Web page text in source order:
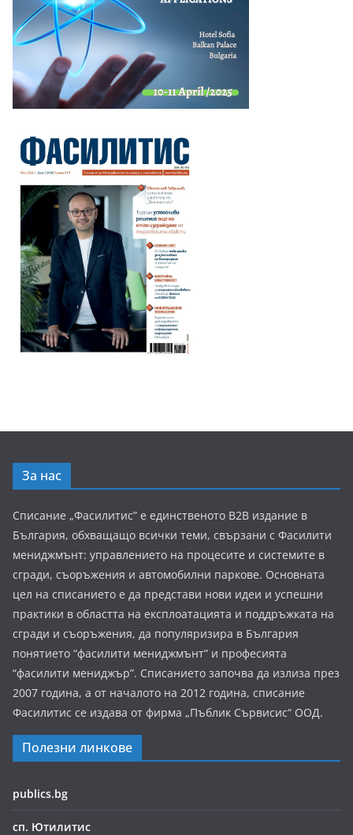
За нас
Списание „Фасилитис” е единственото B2B издание в
България, обхващащо всички теми, свързани с Фасилити
мениджмънт: управлението на процесите и системите в
сгради, съоръжения и автомобилни паркове. Основната
цел на списанието е да представи нови идеи и успешни
практики в областта на експлоатацията и поддръжката на
сгради и съоръжения, да популяризира в България
понятието “фасилити мениджмънт” и професията
“фасилити мениджър”. Списанието започва да излиза през
2007 година, а от началото на 2012 година, списание
Фасилитис се издава от фирма „Пъблик Сървисис“ ООД.
Полезни линкове
publics.bg
сп. Ютилитис